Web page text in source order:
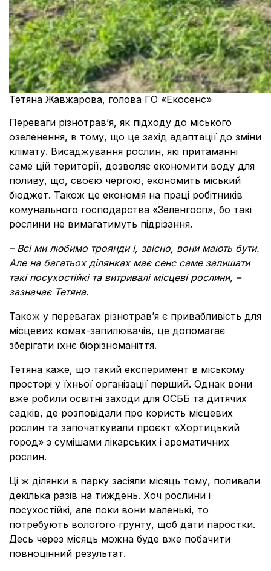
Тетяна Жавжарова, голова ГО «Екосенс»
Переваги різнотрав’я, як підходу до міського
озеленення, в тому, що це захід адаптації до зміни
клімату. Висаджування рослин, які притаманні
саме цій території, дозволяє економити воду для
поливу, що, своєю чергою, економить міський
бюджет. Також це економія на праці робітників
комунального господарства «Зеленгосп», бо такі
рослини не вимагатимуть підрізання.
– Всі ми любимо троянди і, звісно, вони мають бути.
Але на багатьох ділянках має сенс саме залишати
такі посухостійкі та витривалі місцеві рослини, –
зазначає Тетяна.
Також у перевагах різнотрав’я є привабливість для
місцевих комах-запилювачів, це допомагає
зберігати їхнє біорізноманіття.
Тетяна каже, що такий експеримент в міському
просторі у їхньої організації перший. Однак вони
вже робили освітні заходи для ОСББ та дитячих
садків, де розповідали про користь місцевих
рослин та започаткували проєкт «Хортицький
город» з сумішами лікарських і ароматичних
рослин.
Ці ж ділянки в парку засіяли місяць тому, поливали
декілька разів на тиждень. Хоч рослини і
посухостійкі, але поки вони маленькі, то
потребують вологого грунту, щоб дати паростки.
Десь через місяць можна буде вже побачити
повноцінний результат.